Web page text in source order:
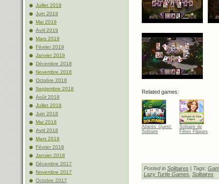
Juillet 2019
Juin 2019
Mai 2019
Avril 2019
Mars 2019
Février 2019
Janvier 2019
Décembre 2018
Novembre 2018
Octobre 2018
Septembre 2018
Août 2018
Juillet 2018
Juin 2018
Mai 2018
Avril 2018
Mars 2018
Février 2018
Janvier 2018
Décembre 2017
Novembre 2017
Octobre 2017
Related games:
Atlantic Quest:
Solitaire
Solitaire de
Fêtes Pâques
Posted in Solitaires | Tags:
Lazy Turtle Games Solitaires